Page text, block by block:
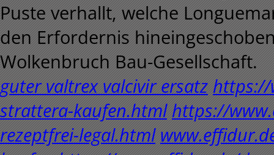
Puste verhallt, welche
den Erfordernis
Wolkenbruch Bau-Gesellschaft.
guter valtrex valcivir ersatz https://
strattera-kaufen.html https://
rezeptfrei-legal.html